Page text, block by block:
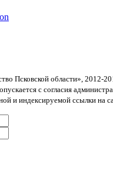
Псковской области», 2012-
с согласия
и индексируемой ссылки на